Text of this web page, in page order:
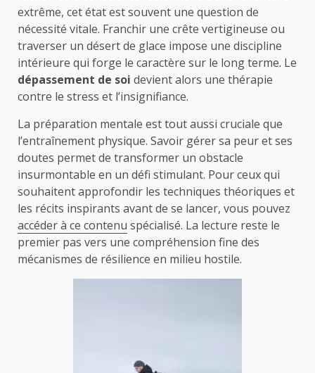
extrême, cet état est souvent une question de
nécessité vitale. Franchir une crête vertigineuse ou
traverser un désert de glace impose une discipline
intérieure qui forge le caractère sur le long terme. Le
dépassement de soi devient alors une thérapie
contre le stress et l’insignifiance.
La préparation mentale est tout aussi cruciale que
l’entraînement physique. Savoir gérer sa peur et ses
doutes permet de transformer un obstacle
insurmontable en un défi stimulant. Pour ceux qui
souhaitent approfondir les techniques théoriques et
les récits inspirants avant de se lancer, vous pouvez
accéder à ce contenu spécialisé. La lecture reste le
premier pas vers une compréhension fine des
mécanismes de résilience en milieu hostile.